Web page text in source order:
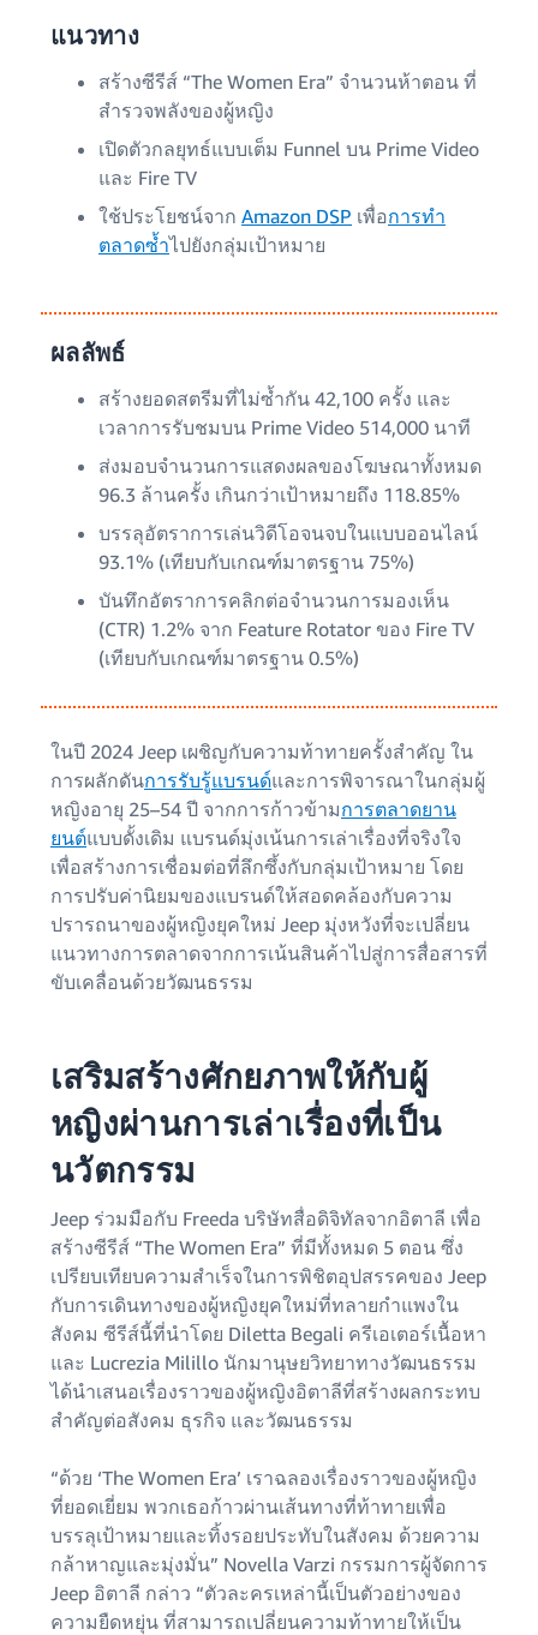
แนวทาง
สร้างซีรีส์ “The Women Era” จำนวนห้าตอน ที่
สำรวจพลังของผู้หญิง
เปิดตัวกลยุทธ์แบบเต็ม Funnel บน Prime Video
และ Fire TV
ใช้ประโยชน์จาก Amazon DSP เพื่อการทำ
ตลาดซ้ำไปยังกลุ่มเป้าหมาย
ผลลัพธ์
สร้างยอดสตรีมที่ไม่ซ้ำกัน 42,100 ครั้ง และ
เวลาการรับชมบน Prime Video 514,000 นาที
ส่งมอบจำนวนการแสดงผลของโฆษณาทั้งหมด
96.3 ล้านครั้ง เกินกว่าเป้าหมายถึง 118.85%
บรรลุอัตราการเล่นวิดีโอจนจบในแบบออนไลน์
93.1% (เทียบกับเกณฑ์มาตรฐาน 75%)
บันทึกอัตราการคลิกต่อจำนวนการมองเห็น
(CTR) 1.2% จาก Feature Rotator ของ Fire TV
(เทียบกับเกณฑ์มาตรฐาน 0.5%)
ในปี 2024 Jeep เผชิญกับความท้าทายครั้งสำคัญ ใน
การผลักดันการรับรู้แบรนด์และการพิจารณาในกลุ่มผู้
หญิงอายุ 25–54 ปี จากการก้าวข้ามการตลาดยาน
ยนต์แบบดั้งเดิม แบรนด์มุ่งเน้นการเล่าเรื่องที่จริงใจ
เพื่อสร้างการเชื่อมต่อที่ลึกซึ้งกับกลุ่มเป้าหมาย โดย
การปรับค่านิยมของแบรนด์ให้สอดคล้องกับความ
ปรารถนาของผู้หญิงยุคใหม่ Jeep มุ่งหวังที่จะเปลี่ยน
แนวทางการตลาดจากการเน้นสินค้าไปสู่การสื่อสารที่
ขับเคลื่อนด้วยวัฒนธรรม
เสริมสร้างศักยภาพให้กับผู้
หญิงผ่านการเล่าเรื่องที่เป็น
นวัตกรรม
Jeep ร่วมมือกับ Freeda บริษัทสื่อดิจิทัลจากอิตาลี เพื่อ
สร้างซีรีส์ “The Women Era” ที่มีทั้งหมด 5 ตอน ซึ่ง
เปรียบเทียบความสำเร็จในการพิชิตอุปสรรคของ Jeep
กับการเดินทางของผู้หญิงยุคใหม่ที่ทลายกำแพงใน
สังคม ซีรีส์นี้ที่นำโดย Diletta Begali ครีเอเตอร์เนื้อหา
และ Lucrezia Milillo นักมานุษยวิทยาทางวัฒนธรรม
ได้นำเสนอเรื่องราวของผู้หญิงอิตาลีที่สร้างผลกระทบ
สำคัญต่อสังคม ธุรกิจ และวัฒนธรรม
“ด้วย ‘The Women Era’ เราฉลองเรื่องราวของผู้หญิง
ที่ยอดเยี่ยม พวกเธอก้าวผ่านเส้นทางที่ท้าทายเพื่อ
บรรลุเป้าหมายและทิ้งรอยประทับในสังคม ด้วยความ
กล้าหาญและมุ่งมั่น” Novella Varzi กรรมการผู้จัดการ
Jeep อิตาลี กล่าว “ตัวละครเหล่านี้เป็นตัวอย่างของ
ความยืดหยุ่น ที่สามารถเปลี่ยนความท้าทายให้เป็น